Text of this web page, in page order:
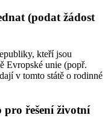
(podat žádost
kteří jsou
Evropské unie (popř.
v tomto státě o rodinné
pro řešení životní